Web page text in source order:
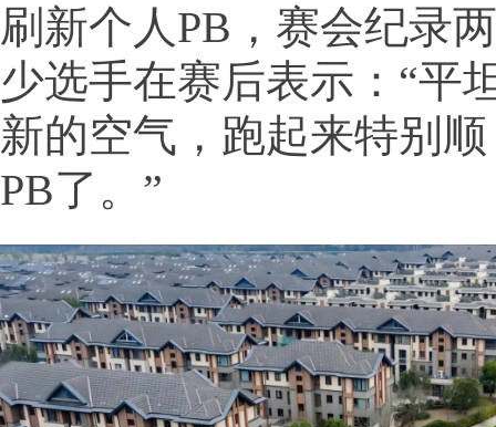
刷新个人PB，赛会纪录
少选手在赛后表示：“平
新的空气，跑起来特别
PB了。”